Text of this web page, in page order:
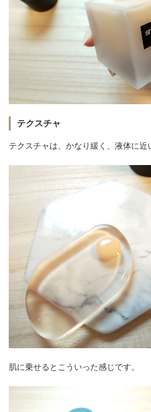
テクスチャ
テクスチャは、かなり緩く、液体に近
肌に乗せるとこういった感じです。